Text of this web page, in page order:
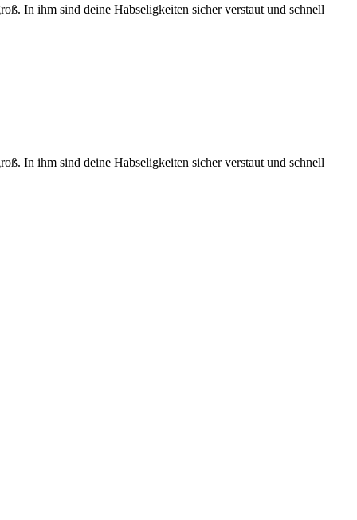
In ihm sind deine Habseligkeiten sicher verstaut und schnell
In ihm sind deine Habseligkeiten sicher verstaut und schnell